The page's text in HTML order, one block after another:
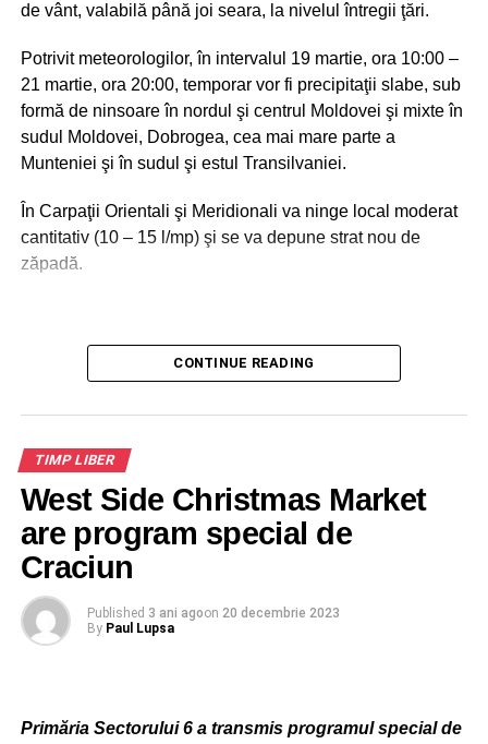
managementului și marketingului de destinație.
Conferința Destinații Vizionare a reprezentat inspirație de
la liderii destinațiilor de succes din România și învățarea
marketingului de destinație.
Seara la Ateneul Român a avut loc premierea celor mai
iubite destinații, câștigătoarele Destinația Anului 2024.
de vânt, valabilă până joi seara, la nivelul întregii ţări.
Potrivit meteorologilor, în intervalul 19 martie, ora 10:00 –
21 martie, ora 20:00, temporar vor fi precipitaţii slabe, sub
formă de ninsoare în nordul şi centrul Moldovei şi mixte în
sudul Moldovei, Dobrogea, cea mai mare parte a
Munteniei şi în sudul şi estul Transilvaniei.
În Carpaţii Orientali şi Meridionali va ninge local moderat
cantitativ (10 – 15 l/mp) şi se va depune strat nou de
zăpadă.
munte, iar în cursul zilei de marţi şi în vest.
CONTINUE READING
TIMP LIBER
West Side Christmas Market
are program special de
Craciun
Published 3 ani agoon 20 decembrie 2023
By Paul Lupsa
Primăria Sectorului 6 a transmis programul special de